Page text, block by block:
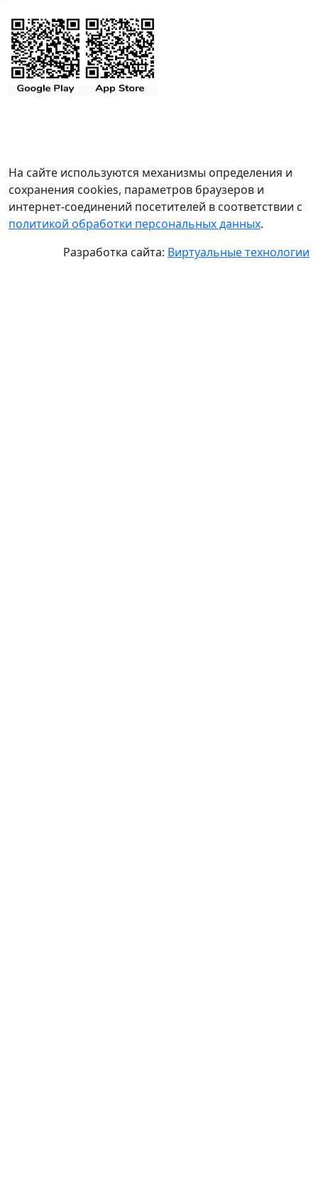
На сайте используются механизмы определения и
сохранения cookies, параметров браузеров и
интернет-соединений посетителей в соответствии с
политикой обработки персональных данных.
Разработка сайта: Виртуальные технологии